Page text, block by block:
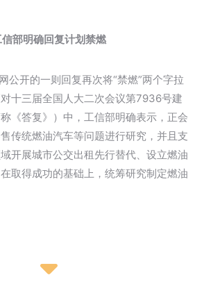
部明确回复计划禁燃
公开的一则回复再次将“禁燃”两个字拉
十三届全国人大二次会议第7936号建
《答复》）中，工信部明确表示，正会
传统燃油汽车等问题进行研究，并且支
开展城市公交出租先行替代、设立燃油
取得成功的基础上，统筹研究制定燃油